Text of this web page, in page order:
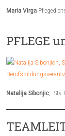
Maria Virga
PFLEGE
Natalija Sibonjic, Stv.